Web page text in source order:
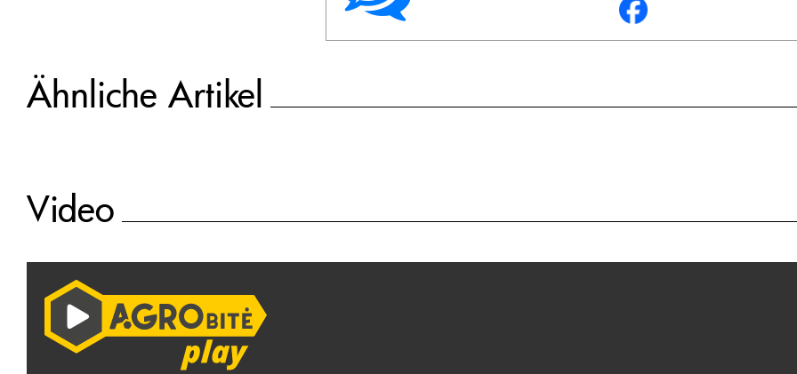
Ähnliche Artikel
Video